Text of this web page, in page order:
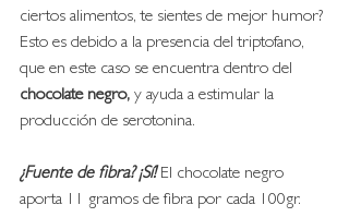
ciertos alimentos, te sientes de mejor humor?
Esto es debido a la presencia del triptofano,
que en este caso se encuentra dentro del
chocolate negro, y ayuda a estimular la
producción de serotonina.
¿Fuente de fibra? ¡Sí! El chocolate negro
aporta 11 gramos de fibra por cada 100gr.